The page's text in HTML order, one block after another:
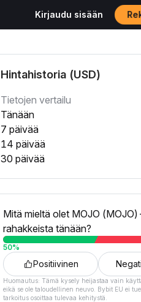
Kirjaudu sisään
Hintahistoria (USD)
Tietojen vertailu
Tänään
7 päivää
14 päivää
30 päivää
Mitä mieltä olet MOJO
rahakkeista tänään?
50%
Positiivinen
Huomautus: Tämä kysely heijastaa vain
eikä se ole taloudellinen neuvo. Bybit EU ei
tarkoitus osoittaa tulevaa kehitystä.